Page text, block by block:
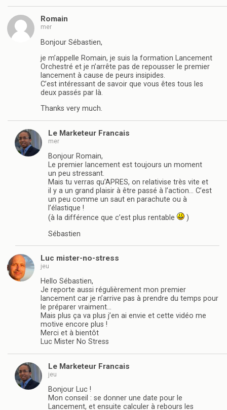
Romain
mer
Bonjour Sébastien,
je m’appelle Romain, je suis la formation Lancement
Orchestré et je n’arrête pas de repousser le premier
lancement à cause de peurs insipides.
C’est intéressant de savoir que vous êtes tous les
deux passés par là.
Thanks very much.
Le Marketeur Francais
mer
Bonjour Romain,
Le premier lancement est toujours un moment
un peu stressant.
Mais tu verras qu’APRES, on relativise très vite et
il y a un grand plaisir à être passé à l’action… C’est
un peu comme un saut en parachute ou à
l’élastique !
(à la différence que c’est plus rentable
)
Sébastien
Luc mister-no-stress
jeu
Hello Sébastien,
Je reporte aussi régulièrement mon premier
lancement car je n’arrive pas à prendre du temps pour
le préparer vraiment…
Mais plus ça va plus j’en ai envie et cette vidéo me
motive encore plus !
Merci et à bientôt
Luc Mister No Stress
Le Marketeur Francais
jeu
Bonjour Luc !
Mon conseil : se donner une date pour le
Lancement, et ensuite calculer à rebours les